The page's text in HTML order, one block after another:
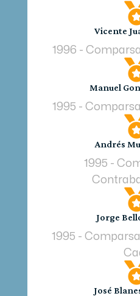
Vicente
1996 -
Manuel
1995 -
Andrés
1995 -
Jorge
1995 -
José